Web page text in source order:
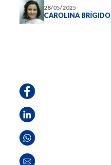
28/05/2025
CAROLINA BRÍGIDO